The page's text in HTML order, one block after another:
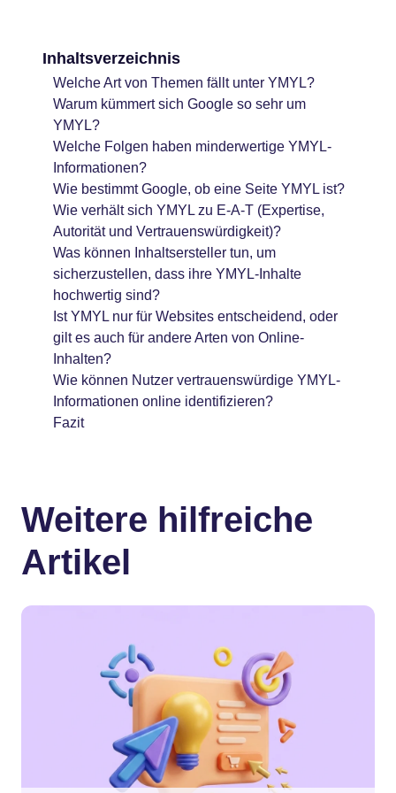
Inhaltsverzeichnis
Welche Art von Themen fällt unter YMYL?
Warum kümmert sich Google so sehr um
YMYL?
Welche Folgen haben minderwertige YMYL-
Informationen?
Wie bestimmt Google, ob eine Seite YMYL ist?
Wie verhält sich YMYL zu E-A-T (Expertise,
Autorität und Vertrauenswürdigkeit)?
Was können Inhaltsersteller tun, um
sicherzustellen, dass ihre YMYL-Inhalte
hochwertig sind?
Ist YMYL nur für Websites entscheidend, oder
gilt es auch für andere Arten von Online-
Inhalten?
Wie können Nutzer vertrauenswürdige YMYL-
Informationen online identifizieren?
Fazit
Weitere hilfreiche
Artikel